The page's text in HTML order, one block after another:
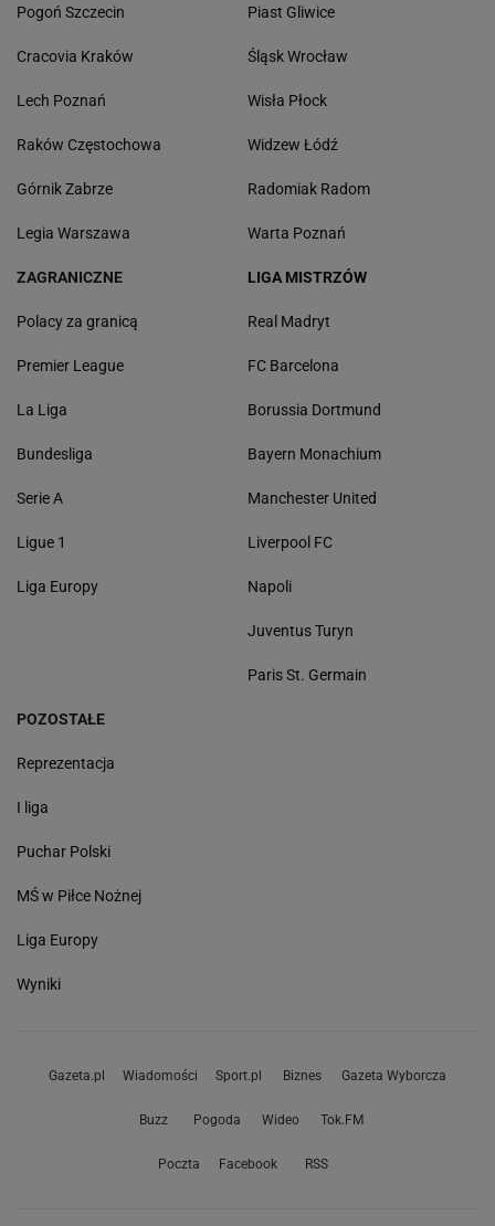
Pogoń Szczecin
Cracovia Kraków
Lech Poznań
Raków Częstochowa
Górnik Zabrze
Legia Warszawa
Piast Gliwice
Śląsk Wrocław
Wisła Płock
Widzew Łódź
Radomiak Radom
Warta Poznań
ZAGRANICZNE
Polacy za granicą
Premier League
La Liga
Bundesliga
Serie A
Ligue 1
Liga Europy
LIGA MISTRZÓW
Real Madryt
FC Barcelona
Borussia Dortmund
Bayern Monachium
Manchester United
Liverpool FC
Napoli
Juventus Turyn
Paris St. Germain
POZOSTAŁE
Reprezentacja
I liga
Puchar Polski
MŚ w Piłce Nożnej
Liga Europy
Wyniki
Gazeta.pl Wiadomości Sport.pl Biznes Gazeta Wyborcza
Buzz Pogoda Wideo Tok.FM
Poczta Facebook RSS